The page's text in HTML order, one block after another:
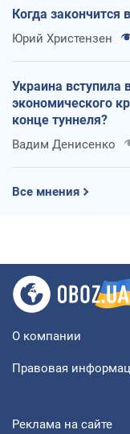
Когда закончится
Юрий Христензен
Украина вступила
экономического
конце туннеля?
Вадим Денисенко
Все мнения
О компании
Правовая
Реклама на сайте